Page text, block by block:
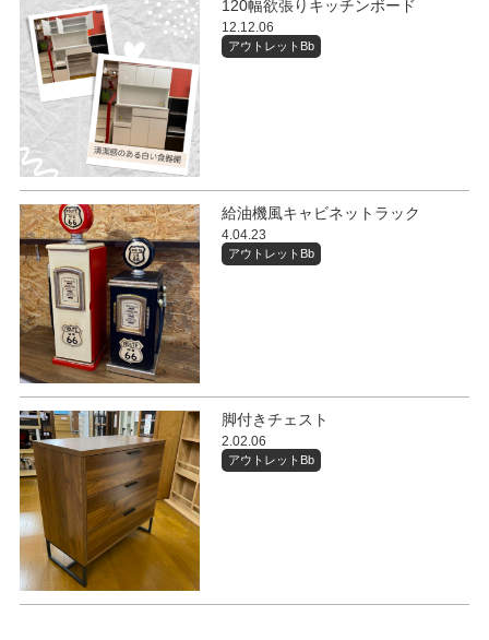
120幅欲張りキッチンボード
12.12.06
アウトレットBb
給油機風キャビネットラック
4.04.23
アウトレットBb
脚付きチェスト
2.02.06
アウトレットBb